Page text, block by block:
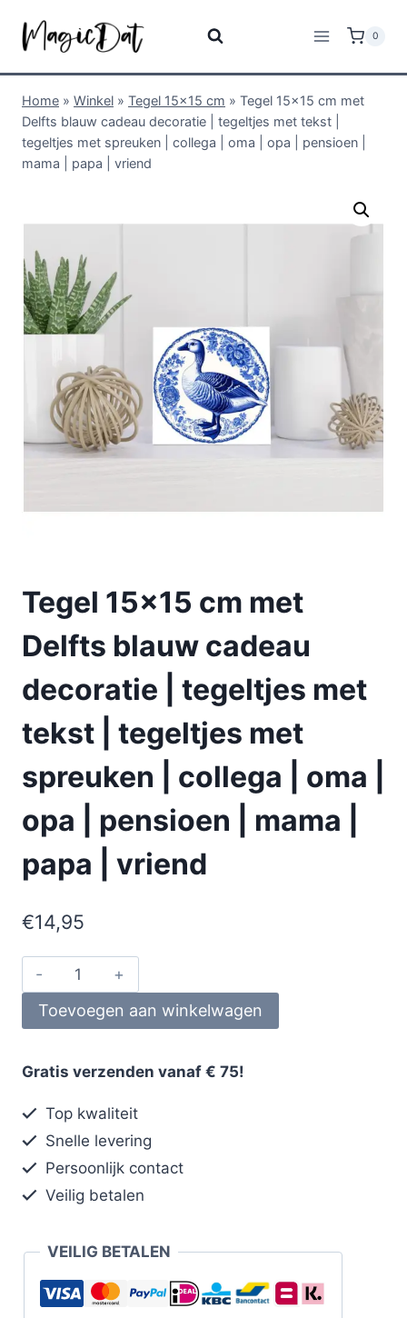
0
Home » Winkel » Tegel 15x15 cm » Tegel 15×15 cm met
Delfts blauw cadeau decoratie | tegeltjes met tekst |
tegeltjes met spreuken | collega | oma | opa | pensioen |
mama | papa | vriend
Tegel 15×15 cm met
Delfts blauw cadeau
decoratie | tegeltjes met
tekst | tegeltjes met
spreuken | collega | oma |
opa | pensioen | mama |
papa | vriend
€14,95
Toevoegen aan winkelwagen
Gratis verzenden vanaf € 75!
Top kwaliteit
Snelle levering
Persoonlijk contact
Veilig betalen
VEILIG BETALEN